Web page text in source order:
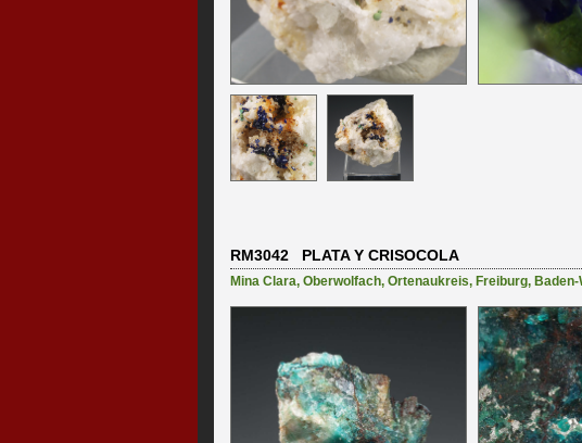
RM3042 PLATA Y CRISOCOLA
Mina Clara, Oberwolfach, Ortenaukreis, Freiburg,